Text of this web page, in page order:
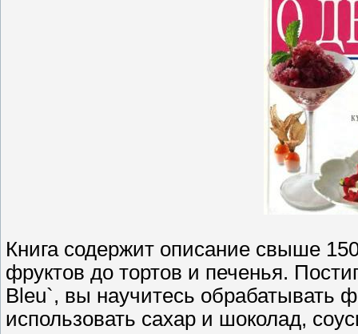
Книга содержит описание свыше
фруктов до тортов и печенья.
Bleu`, вы научитесь обрабатывать
использовать сахар и шоколад,